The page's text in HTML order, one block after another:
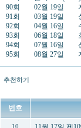
90회 02월 19일 지
91회 03월 19일 성
92회 04월 16일 수
93회 06월 18일 호
94회 07월 16일
95회 08월 27일
추천하기
번호
10